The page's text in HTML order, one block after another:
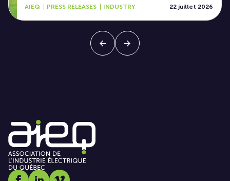
AIEQ PRESS RELEASES INDUSTRY 22 juillet 2026